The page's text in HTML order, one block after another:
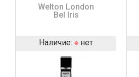
Welton London
Bel Iris
Наличие: нет